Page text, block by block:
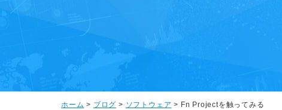
ホーム > ブログ > ソフトウェア > Fn Projectを触ってみる